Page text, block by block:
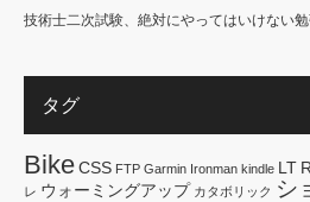
技術士二次試験、絶対にやってはいけない
タグ
BikeCSS FTP Garmin Ironman kindle LT
レ ウォーミングアップ カタボリック シ